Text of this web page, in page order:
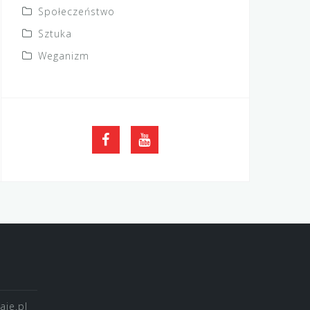
Społeczeństwo
Sztuka
Weganizm
YouTube